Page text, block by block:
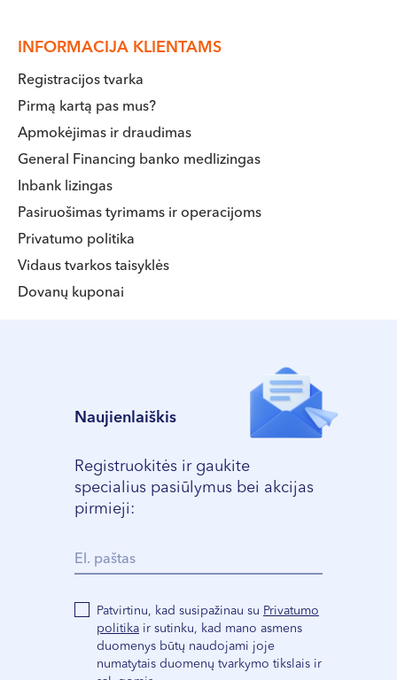
INFORMACIJA KLIENTAMS
Registracijos tvarka
Pirmą kartą pas mus?
Apmokėjimas ir draudimas
General Financing banko medlizingas
Inbank lizingas
Pasiruošimas tyrimams ir operacijoms
Privatumo politika
Vidaus tvarkos taisyklės
Dovanų kuponai
Naujienlaiškis
Registruokitės ir gaukite
specialius pasiūlymus bei akcijas
pirmieji:
Patvirtinu, kad susipažinau su Privatumo
politika ir sutinku, kad mano asmens
duomenys būtų naudojami joje
numatytais duomenų tvarkymo tikslais ir